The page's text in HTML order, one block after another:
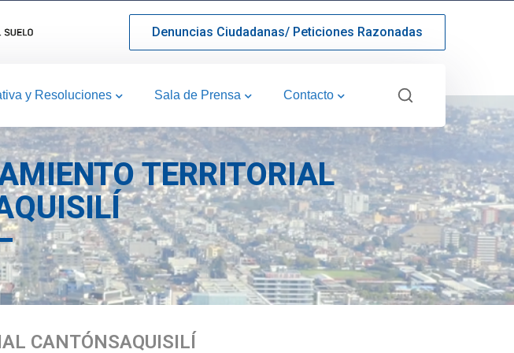
Denuncias Ciudadanas/ Peticiones Razonadas
y Resoluciones Sala de Prensa Contacto
TERRITORIAL
CANTÓNSAQUISILÍ